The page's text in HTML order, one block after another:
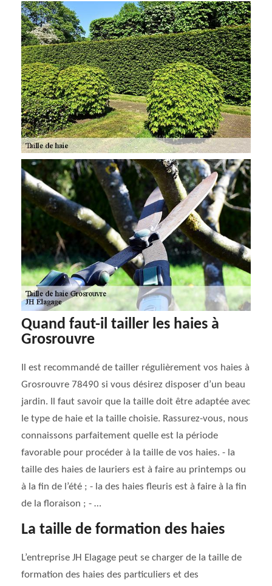
Quand faut-il tailler les haies à
Grosrouvre
Il est recommandé de tailler régulièrement vos haies à
Grosrouvre 78490 si vous désirez disposer d’un beau
jardin. Il faut savoir que la taille doit être adaptée avec
le type de haie et la taille choisie. Rassurez-vous, nous
connaissons parfaitement quelle est la période
favorable pour procéder à la taille de vos haies. - la
taille des haies de lauriers est à faire au printemps ou
à la fin de l’été ; - la des haies fleuris est à faire à la fin
de la floraison ; - …
La taille de formation des haies
L’entreprise JH Elagage peut se charger de la taille de
formation des haies des particuliers et des